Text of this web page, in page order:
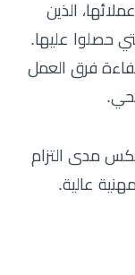
الذين
حصلوا عليها.
فرق العمل
مدى التزام
عالية.